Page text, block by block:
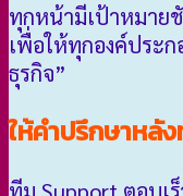
ทุกหน้ามีเป้าหมาย
เพื่อให้ทุกองค์ประก
ธุรกิจ”
ให้คำปรึกษาหลัง
ทีม Support ตอบเ